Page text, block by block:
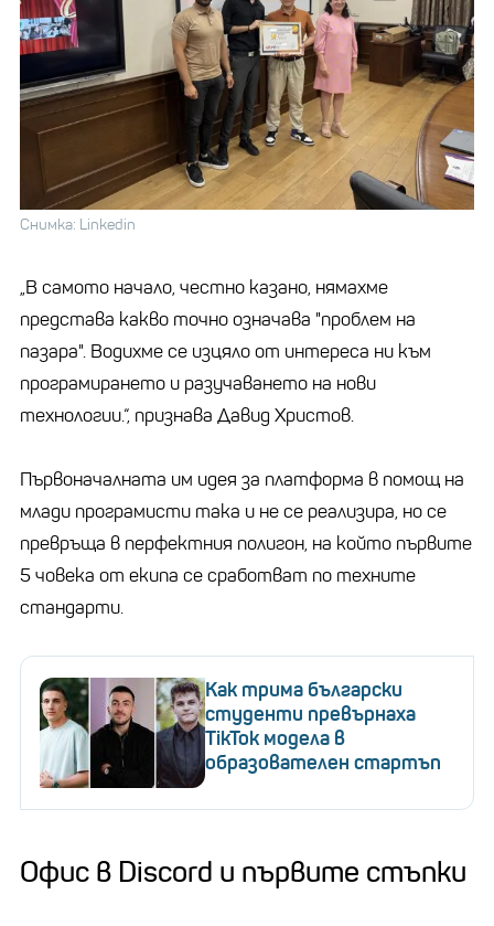
Снимка: Linkedin
„В самото начало, честно казано, нямахме
представа какво точно означава "проблем на
пазара". Водихме се изцяло от интереса ни към
програмирането и разучаването на нови
технологии.“, признава Давид Христов.
Първоначалната им идея за платформа в помощ на
млади програмисти така и не се реализира, но се
превръща в перфектния полигон, на който първите
5 човека от екипа се сработват по техните
стандарти.
Как трима български
студенти превърнаха
TikTok модела в
образователен стартъп
Офис в Discord и първите стъпки